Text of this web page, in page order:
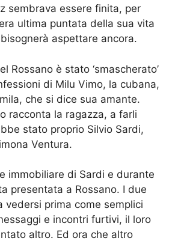
sembrava essere finita, per
ultima puntata della sua vita
aspettare ancora.
Rossano è stato ‘smascherato’
di Milu Vimo, la cubana,
che si dice sua amante.
racconta la ragazza, a farli
stato proprio Silvio Sardi,
Ventura.
immobiliare di Sardi e durante
presentata a Rossano. I due
vedersi prima come semplici
e incontri furtivi, il loro
altro. Ed ora che altro